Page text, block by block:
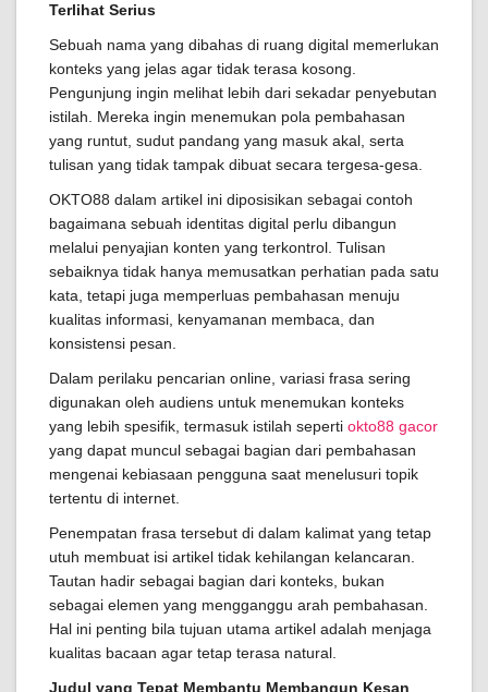
Terlihat Serius
Sebuah nama yang dibahas di ruang digital memerlukan
konteks yang jelas agar tidak terasa kosong.
Pengunjung ingin melihat lebih dari sekadar penyebutan
istilah. Mereka ingin menemukan pola pembahasan
yang runtut, sudut pandang yang masuk akal, serta
tulisan yang tidak tampak dibuat secara tergesa-gesa.
OKTO88 dalam artikel ini diposisikan sebagai contoh
bagaimana sebuah identitas digital perlu dibangun
melalui penyajian konten yang terkontrol. Tulisan
sebaiknya tidak hanya memusatkan perhatian pada satu
kata, tetapi juga memperluas pembahasan menuju
kualitas informasi, kenyamanan membaca, dan
konsistensi pesan.
Dalam perilaku pencarian online, variasi frasa sering
digunakan oleh audiens untuk menemukan konteks
yang lebih spesifik, termasuk istilah seperti okto88 gacor
yang dapat muncul sebagai bagian dari pembahasan
mengenai kebiasaan pengguna saat menelusuri topik
tertentu di internet.
Penempatan frasa tersebut di dalam kalimat yang tetap
utuh membuat isi artikel tidak kehilangan kelancaran.
Tautan hadir sebagai bagian dari konteks, bukan
sebagai elemen yang mengganggu arah pembahasan.
Hal ini penting bila tujuan utama artikel adalah menjaga
kualitas bacaan agar tetap terasa natural.
Judul yang Tepat Membantu Membangun Kesan